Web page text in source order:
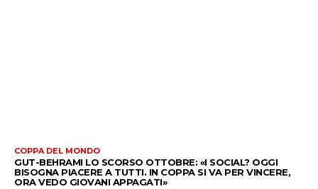
COPPA DEL MONDO
GUT-BEHRAMI LO SCORSO OTTOBRE: «I SOCIAL? OGGI
BISOGNA PIACERE A TUTTI. IN COPPA SI VA PER VINCERE,
ORA VEDO GIOVANI APPAGATI»